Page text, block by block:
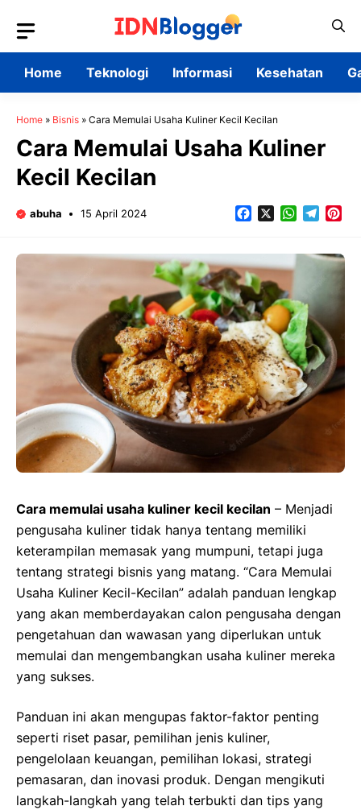
content
Home
Teknologi Informasi Kesehatan
Home » Bisnis » Cara Memulai Usaha Kuliner Kecil Kecilan
Cara Memulai Usaha Kuliner
Kecil Kecilan
abuha 15 April 2024 FacebookWhatsApp
Cara memulai usaha kuliner kecil kecilan – Menjadi
pengusaha kuliner tidak hanya tentang memiliki
keterampilan memasak yang mumpuni, tetapi juga
tentang strategi bisnis yang matang. “Cara Memulai
Usaha Kuliner Kecil-Kecilan” adalah panduan lengkap
yang akan memberdayakan calon pengusaha dengan
pengetahuan dan wawasan yang diperlukan untuk
memulai dan mengembangkan usaha kuliner mereka
yang sukses.
Panduan ini akan mengupas faktor-faktor penting
seperti riset pasar, pemilihan jenis kuliner,
pengelolaan keuangan, pemilihan lokasi, strategi
pemasaran, dan inovasi produk. Dengan mengikuti
langkah-langkah yang telah terbukti dan tips yang